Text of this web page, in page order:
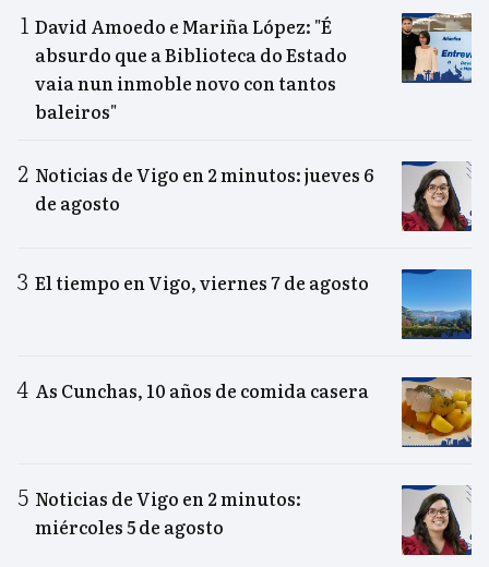
David Amoedo e Mariña López: "É
absurdo que a Biblioteca do Estado
vaia nun inmoble novo con tantos
baleiros"
Noticias de Vigo en 2 minutos: jueves 6
de agosto
El tiempo en Vigo, viernes 7 de agosto
As Cunchas, 10 años de comida casera
Noticias de Vigo en 2 minutos:
miércoles 5 de agosto